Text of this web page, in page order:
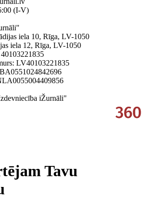
(I-V)
iela 10, Rīga, LV-1050
iela 12, Rīga, LV-1050
LV40103221835
iŽurnāli"
Tavu